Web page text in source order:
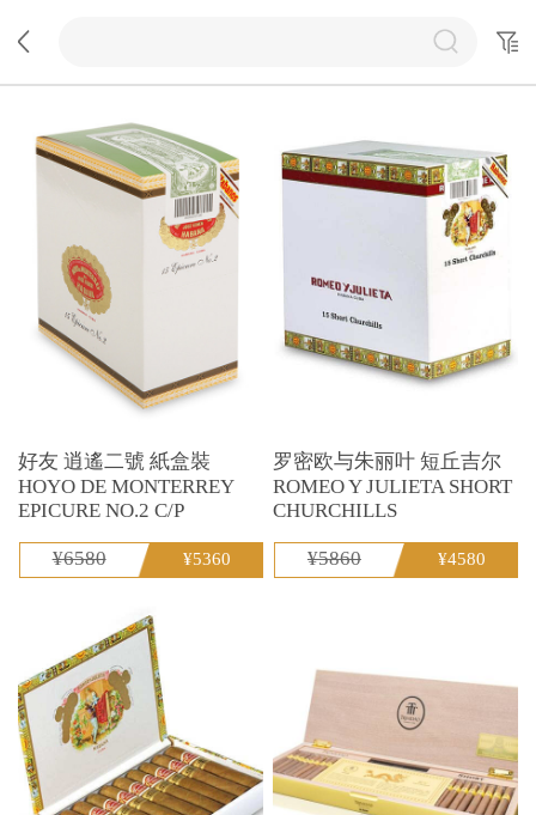
好友 逍遙二號 紙盒裝
HOYO DE MONTERREY
EPICURE NO.2 C/P
¥6580 ¥5360
罗密欧与朱丽叶 短丘吉尔
ROMEO Y JULIETA SHORT
CHURCHILLS
¥5860 ¥4580